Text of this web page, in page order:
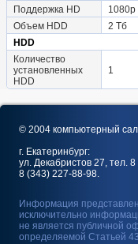
Поддержка HD
1080p
Объем HDD
2 Тб
HDD
Количество
установленных
HDD
1
© 2004 компьютерный
г. Екатеринбург:
ул. Декабристов 27, тел.
8 (343) 227-88-98.
Информация
исключительно
не является публичной
определяемой Статьей